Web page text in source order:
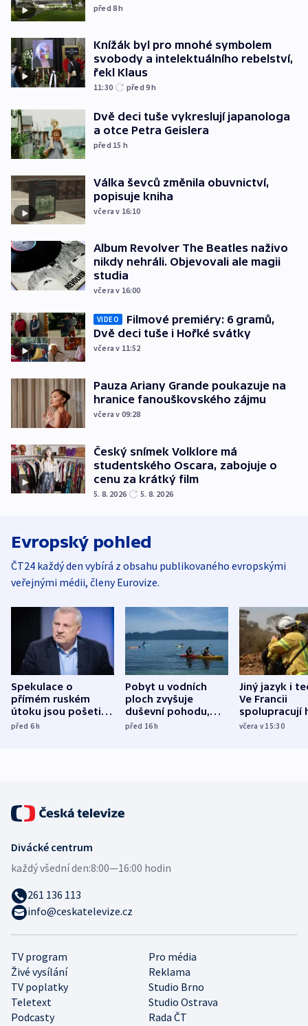
před 8h
Knížák byl pro mnohé symbolem
svobody a intelektuálního rebelství,
řekl Klaus
11:30 před 9h
Dvě deci tuše vykreslují japanologa
a otce Petra Geislera
před 15 h
Válka ševců změnila obuvnictví,
popisuje kniha
včera v 16:10
Album Revolver The Beatles naživo
nikdy nehráli. Objevovali ale magii
studia
včera v 16:00
VIDEO
Filmové premiéry: 6 gramů,
Dvě deci tuše i Hořké svátky
včera v 11:52
Pauza Ariany Grande poukazuje na
hranice fanouškovského zájmu
včera v 09:28
Český snímek Volklore má
studentského Oscara, zabojuje o
cenu za krátký film
5. 8. 2026 5. 8. 2026
Evropský pohled
ČT24 každý den vybírá z obsahu publikovaného evropskými
veřejnými médii, členy Eurovize.
Spekulace o
přímém ruském
útoku jsou pošetilé,
míní estonský
před 6h
Pobyt u vodních
ploch zvyšuje
duševní pohodu,
ukázala
před 16h
Jiný jazyk i
Ve Francii
spolupracují
různých zemí
včera v 15:30
TV program
Pro média
Živé vysílání
Reklama
TV poplatky
Studio Brno
Teletext
Studio Ostrava
Podcasty
Rada ČT
Divácké centrum
každý všední den:8:00—16:00 hodin
261 136 113
info@ceskatelevize.cz